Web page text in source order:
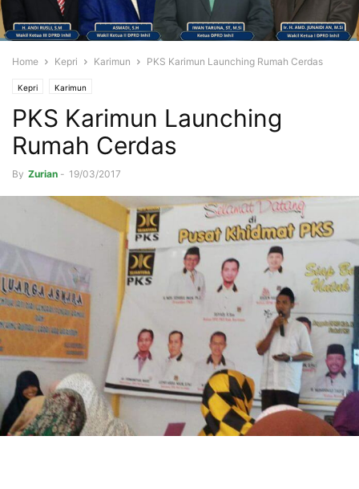
Home Kepri Karimun PKS Karimun Launching Rumah Cerdas
Kepri Karimun
PKS Karimun Launching
Rumah Cerdas
By Zurian - 19/03/2017